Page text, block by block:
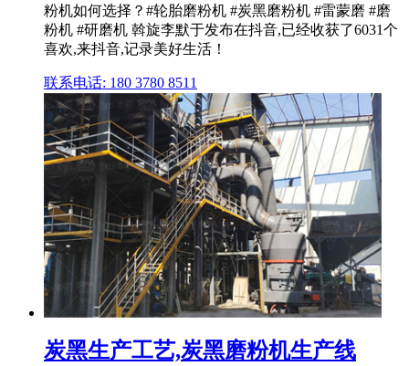
粉机如何选择？#轮胎磨粉机 #炭黑磨粉机 #雷蒙磨 #磨
粉机 #研磨机 斡旋李默于发布在抖音,已经收获了6031个
喜欢,来抖音,记录美好生活！
联系电话: 180 3780 8511
炭黑生产工艺,炭黑磨粉机生产线